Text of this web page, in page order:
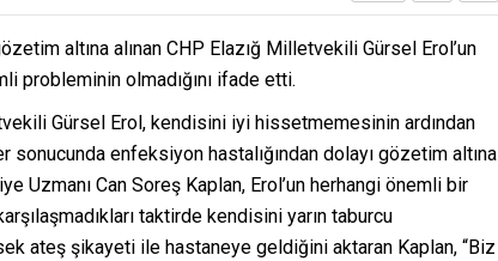
altına alınan CHP Elazığ Milletvekili Gürsel Erol’un
probleminin olmadığını ifade etti.
Gürsel Erol, kendisini iyi hissetmemesinin ardından
enfeksiyon hastalığından dolayı gözetim altına
Uzmanı Can Soreş Kaplan, Erol’un herhangi önemli bir
taktirde kendisini yarın taburcu
ateş şikayeti ile hastaneye geldiğini aktaran Kaplan, “Biz